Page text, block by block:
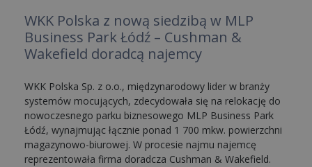
WKK Polska z nową siedzibą w MLP
Business Park Łódź – Cushman &
Wakefield doradcą najemcy
WKK Polska Sp. z o.o., międzynarodowy lider w branży
systemów mocujących, zdecydowała się na relokację do
nowoczesnego parku biznesowego MLP Business Park
Łódź, wynajmując łącznie ponad 1 700 mkw. powierzchni
magazynowo-biurowej. W procesie najmu najemcę
reprezentowała firma doradcza Cushman & Wakefield.